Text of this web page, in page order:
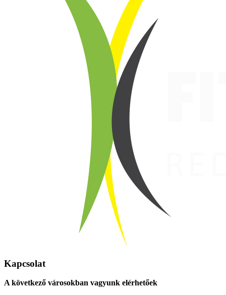
Kapcsolat
A következő városokban vagyunk elérhetőek